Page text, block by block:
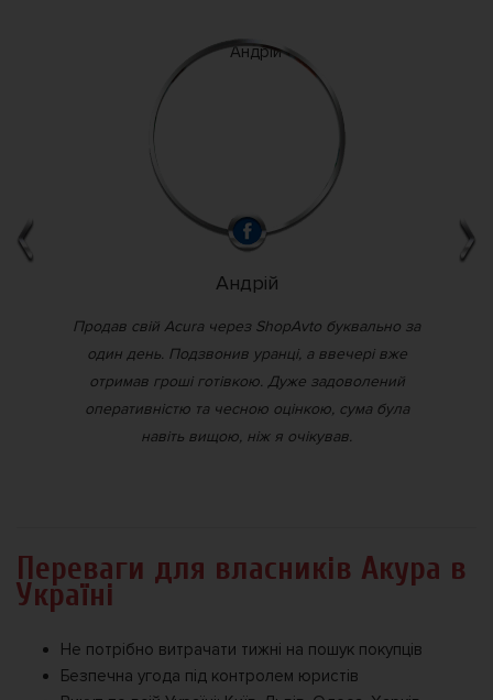
Андрій
Продав свій Acura через ShopAvto буквально за
один день. Подзвонив уранці, а ввечері вже
отримав гроші готівкою. Дуже задоволений
оперативністю та чесною оцінкою, сума була
навіть вищою, ніж я очікував.
Переваги для власників Акура в
Україні
Не потрібно витрачати тижні на пошук покупців
Безпечна угода під контролем юристів